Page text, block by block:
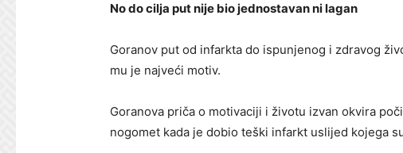
No do cilja put nije bio jednostavan ni lagan
Goranov put od infarkta do ispunjenog i zdravog
mu je najveći motiv.
Goranova priča o motivaciji i životu izvan okvira
nogomet kada je dobio teški infarkt uslijed kojega